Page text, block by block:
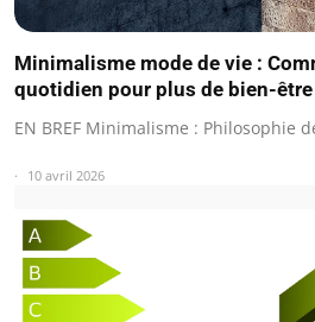
Minimalisme mode de vie :
quotidien pour plus de bien-être
EN BREF Minimalisme : Philosophie
10 avril 2026